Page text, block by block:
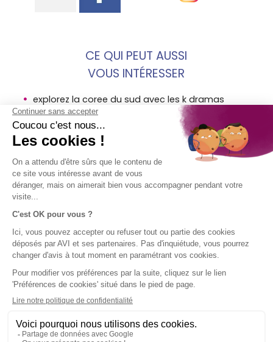
CE QUI PEUT AUSSI
VOUS INTÉRESSER
explorez la coree du sud avec les k dramas
top 6 des destinations dupes
a la decouverte des merveilles de la thailande
MENTIONS
légales AVI
Conditions
générales
d'utilisation
Politique
d'utilisation
Plan du site
SOCIÉTÉ
voyage en
bref
Groupe SPB
ACCÈS
Aide
SUIVEZ-